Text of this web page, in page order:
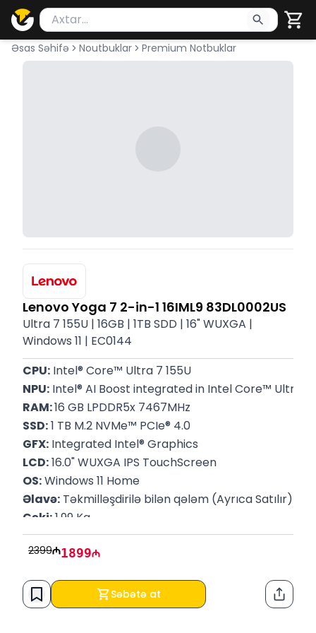
Məhsul axtar
Axtarış üçün ən azı 2 simvol yazın. Göndərmək
Əsas Səhifə Noutbuklar Premium Notbuklar
Lenovo Yoga 7 2-in-1 16IML9 83DL0002US
Ultra 7 155U | 16GB | 1TB SDD | 16" WUXGA |
Windows 11 | EC0144
CPU: Intel® Core™ Ultra 7 155U
NPU: Intel® AI Boost integrated in Intel Core™ Ultra
RAM: 16 GB LPDDR5x 7467MHz
SSD: 1 TB M.2 NVMe™ PCIe® 4.0
GFX: Integrated Intel® Graphics
LCD: 16.0" WUXGA IPS TouchScreen
OS: Windows 11 Home
Əlavə: Təkmilləşdirilə bilən qələm (Ayrıca Satılır)
Çəki: 1.99 Kq
Rəng: Storm Grey
P/N: 83DL0002US
2399 1899
Səbətə at